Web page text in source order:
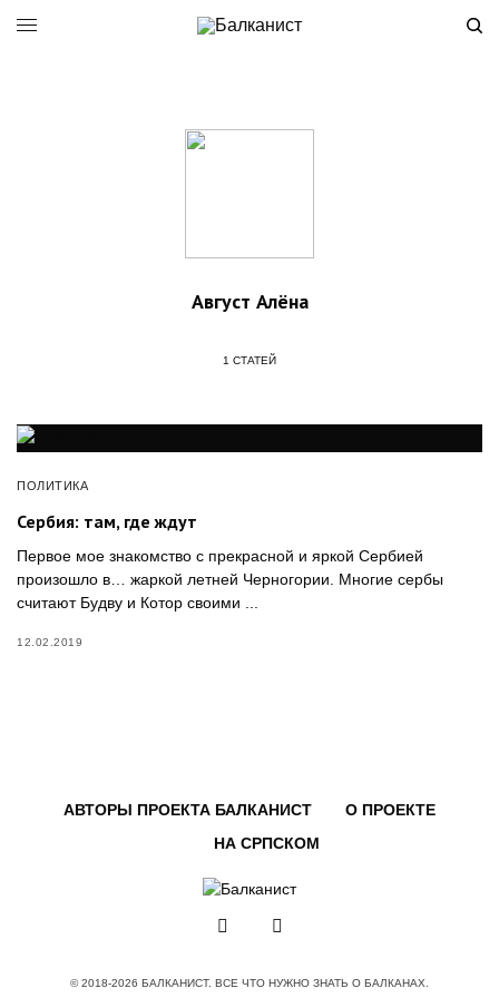
Август Алёна
1 СТАТЕЙ
ПОЛИТИКА
Сербия: там, где ждут
Первое мое знакомство с прекрасной и яркой Сербией
произошло в… жаркой летней Черногории. Многие сербы
считают Будву и Котор своими ...
12.02.2019
АВТОРЫ ПРОЕКТА БАЛКАНИСТ
О ПРОЕКТЕ
НА СРПСКОМ
© 2018-2026 БАЛКАНИСТ. ВСЕ ЧТО НУЖНО ЗНАТЬ О БАЛКАНАХ.